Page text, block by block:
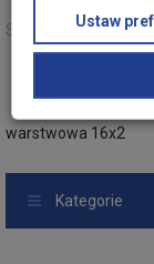
Ustaw
Strona główna
Ogrzewanie
Rura KELLER
warstwowa 16x2
Kategorie